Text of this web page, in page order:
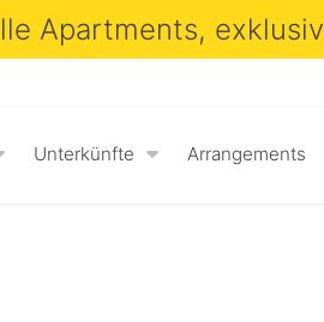
Apartments,
Unterkünfte Arrangements